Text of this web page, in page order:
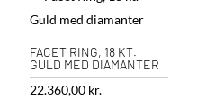
FACET RING, 18 KT.
GULD MED DIAMANTER
22.360,00 kr.